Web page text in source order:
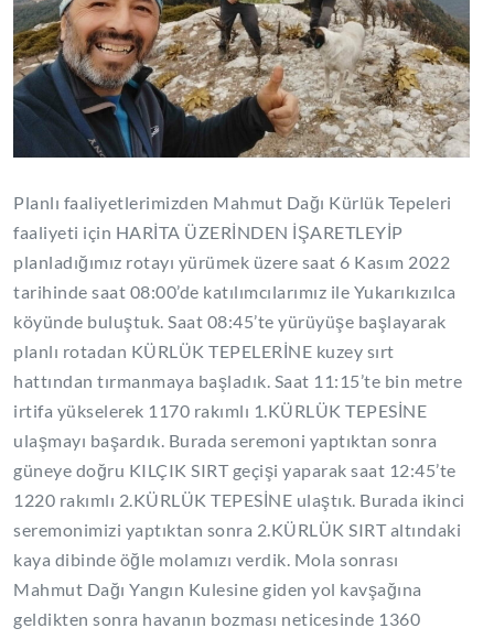
Planlı faaliyetlerimizden Mahmut Dağı Kürlük Tepeleri
faaliyeti için HARİTA ÜZERİNDEN İŞARETLEYİP
planladığımız rotayı yürümek üzere saat 6 Kasım 2022
tarihinde saat 08:00’de katılımcılarımız ile Yukarıkızılca
köyünde buluştuk. Saat 08:45’te yürüyüşe başlayarak
planlı rotadan KÜRLÜK TEPELERİNE kuzey sırt
hattından tırmanmaya başladık. Saat 11:15’te bin metre
irtifa yükselerek 1170 rakımlı 1.KÜRLÜK TEPESİNE
ulaşmayı başardık. Burada seremoni yaptıktan sonra
güneye doğru KILÇIK SIRT geçişi yaparak saat 12:45’te
1220 rakımlı 2.KÜRLÜK TEPESİNE ulaştık. Burada ikinci
seremonimizi yaptıktan sonra 2.KÜRLÜK SIRT altındaki
kaya dibinde öğle molamızı verdik. Mola sonrası
Mahmut Dağı Yangın Kulesine giden yol kavşağına
geldikten sonra havanın bozması neticesinde 1360